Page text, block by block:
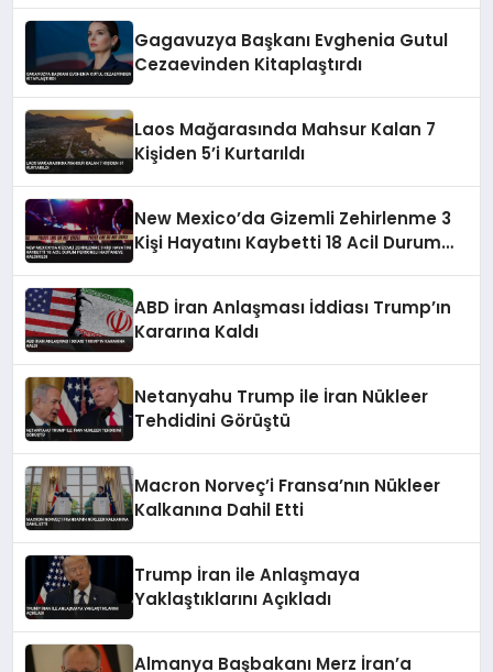
Gagavuzya Başkanı Evghenia Gutul
Cezaevinden Kitaplaştırdı
Laos Mağarasında Mahsur Kalan 7
Kişiden 5’i Kurtarıldı
New Mexico’da Gizemli Zehirlenme 3
Kişi Hayatını Kaybetti 18 Acil Durum
ABD İran Anlaşması İddiası Trump’ın
Kararına Kaldı
Netanyahu Trump ile İran Nükleer
Tehdidini Görüştü
Macron Norveç’i Fransa’nın Nükleer
Kalkanına Dahil Etti
Trump İran ile Anlaşmaya
Yaklaştıklarını Açıkladı
Almanya Başbakanı Merz İran’a